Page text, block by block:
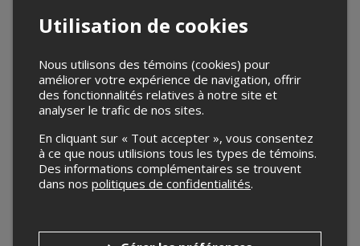
Utilisation de cookies
Nous utilisons des témoins (cookies) pour
améliorer votre expérience de navigation, offrir
des fonctionnalités relatives à notre site et
analyser le trafic de nos sites.
En cliquant sur « Tout accepter », vous consentez
à ce que nous utilisions tous les types de témoins.
Des informations complémentaires se trouvent
dans nos politiques de confidentialités.